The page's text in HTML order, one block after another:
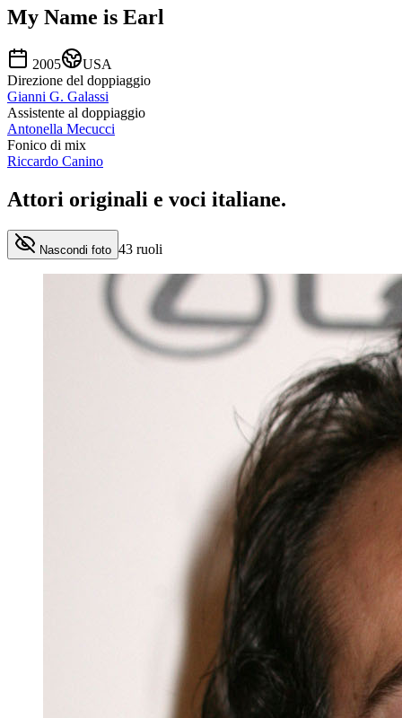
My Name is Earl
2005
USA
Direzione del doppiaggio
Gianni G. Galassi
Assistente al doppiaggio
Antonella Mecucci
Fonico di mix
Riccardo Canino
Attori originali e voci italiane.
Nascondi foto 43 ruoli